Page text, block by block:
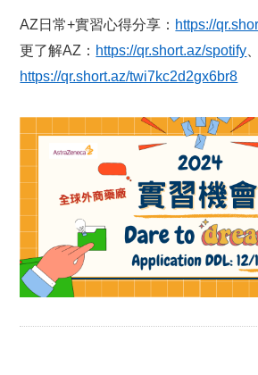
AZ 日常+實習心得分享： https://
更了解AZ： https://qr.short.az/spotify
https://qr.short.az/twi7kc2d2gx6br8